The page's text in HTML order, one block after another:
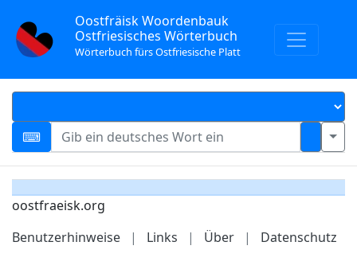
Oostfräisk Woordenbauk
Ostfriesisches Wörterbuch
Wörterbuch fürs Ostfriesische Platt
oostfraeisk.org
Benutzerhinweise
| Links | Über | Datenschutz